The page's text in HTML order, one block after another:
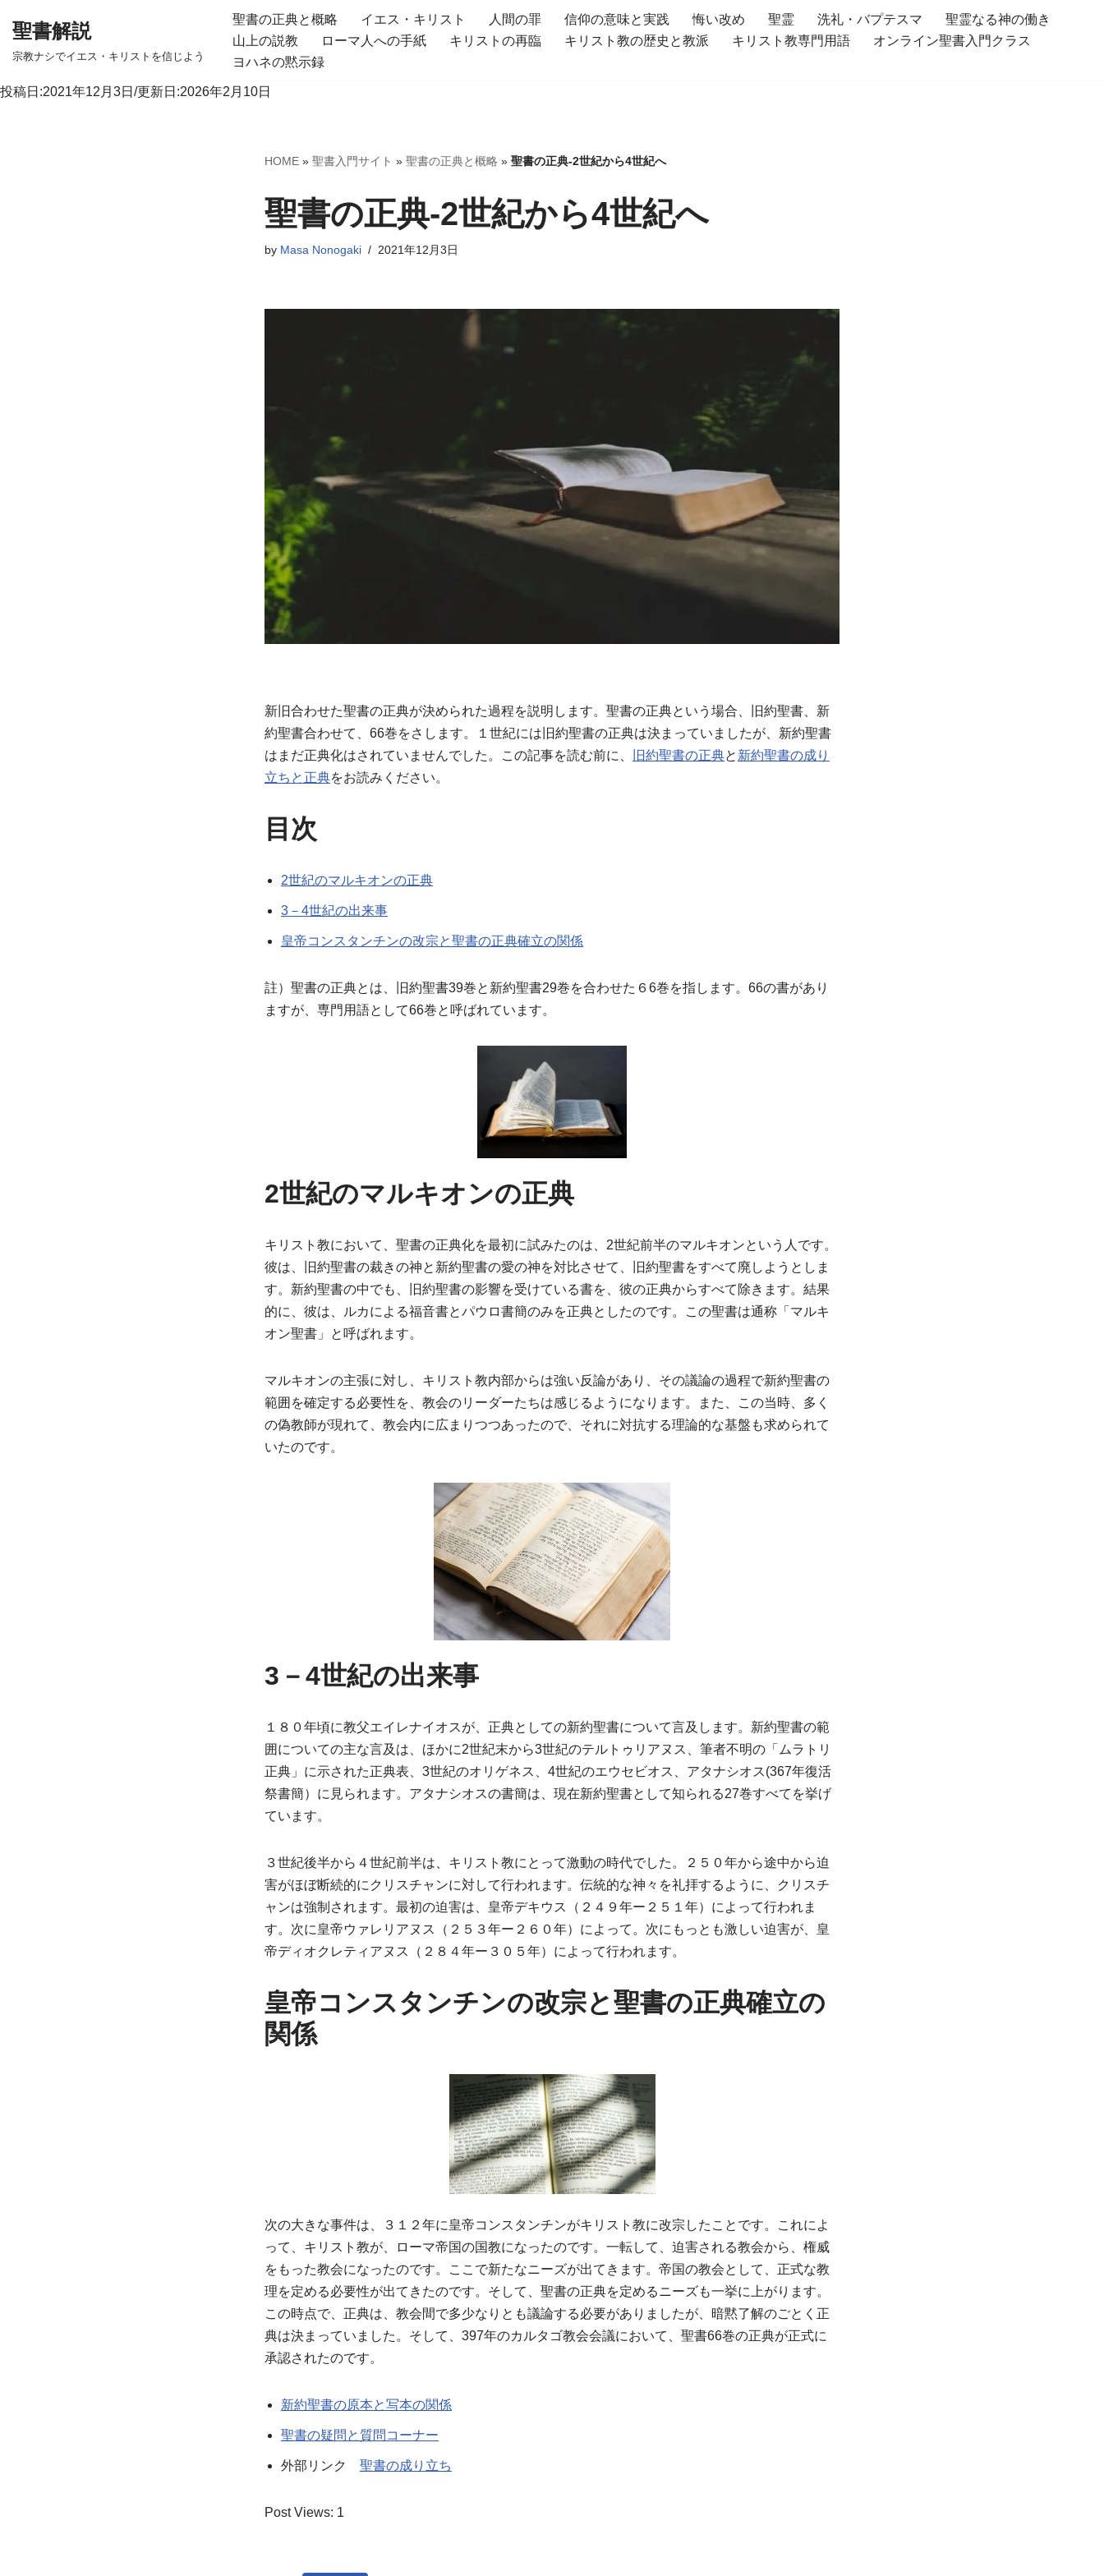
テ
聖書解説
宗教ナシでイエス・キリストを信じよう
聖書の正典と概略 イエス・キリスト 人間の罪 信仰の意味と実践 悔い改め 聖霊 洗礼・バプテスマ
聖霊なる神の働き
山上の説教
ローマ人への手紙 キリストの再臨 キリスト教の歴史と教派 キリスト教専門用語
オンライン聖書入門クラス
ヨハネの黙示録
投稿日:2021年12月3日/更新日:2026年2月10日
HOME » 聖書入門サイト » 聖書の正典と概略 » 聖書の正典-2世紀から4世紀へ
聖書の正典-2世紀から4世紀へ
by Masa Nonogaki 2021年12月3日
新旧合わせた聖書の正典が決められた過程を説明します。聖書の正典という場合、旧約聖書、新
約聖書合わせて、66巻をさします。１世紀には旧約聖書の正典は決まっていましたが、新約聖書
はまだ正典化はされていませんでした。この記事を読む前に、
旧約聖書の正典と 新約聖書の成り
立ちと正典をお読みください。
目次
2世紀のマルキオンの正典
3－4世紀の出来事
皇帝コンスタンチンの改宗と聖書の正典確立の関係
註）聖書の正典とは、旧約聖書39巻と新約聖書29巻を合わせた６6巻を指します。66の書があり
ますが、専門用語として66巻と呼ばれています。
2世紀のマルキオンの正典
キリスト教において、聖書の正典化を最初に試みたのは、2世紀前半のマルキオンという人です。
彼は、旧約聖書の裁きの神と新約聖書の愛の神を対比させて、旧約聖書をすべて廃しようとしま
す。新約聖書の中でも、旧約聖書の影響を受けている書を、彼の正典からすべて除きます。結果
的に、彼は、ルカによる福音書とパウロ書簡のみを正典としたのです。この聖書は通称「マルキ
オン聖書」と呼ばれます。
マルキオンの主張に対し、キリスト教内部からは強い反論があり、その議論の過程で新約聖書の
範囲を確定する必要性を、教会のリーダーたちは感じるようになります。また、この当時、多く
の偽教師が現れて、教会内に広まりつつあったので、それに対抗する理論的な基盤も求められて
いたのです。
3－4世紀の出来事
１８０年頃に教父エイレナイオスが、正典としての新約聖書について言及します。新約聖書の範
囲についての主な言及は、ほかに2世紀末から3世紀のテルトゥリアヌス、筆者不明の「ムラトリ
正典」に示された正典表、3世紀のオリゲネス、4世紀のエウセビオス、アタナシオス(367年復活
祭書簡）に見られます。アタナシオスの書簡は、現在新約聖書として知られる27巻すべてを挙げ
ています。
３世紀後半から４世紀前半は、キリスト教にとって激動の時代でした。２５０年から途中から迫
害がほぼ断続的にクリスチャンに対して行われます。伝統的な神々を礼拝するように、クリスチ
ャンは強制されます。最初の迫害は、皇帝デキウス（２４９年ー２５１年）によって行われま
す。次に皇帝ウァレリアヌス（２５３年ー２６０年）によって。次にもっとも激しい迫害が、皇
帝ディオクレティアヌス（２８４年ー３０５年）によって行われます。
皇帝コンスタンチンの改宗と聖書の正典確立の
関係
次の大きな事件は、３１２年に皇帝コンスタンチンがキリスト教に改宗したことです。これによ
って、キリスト教が、ローマ帝国の国教になったのです。一転して、迫害される教会から、権威
をもった教会になったのです。ここで新たなニーズが出てきます。帝国の教会として、正式な教
理を定める必要性が出てきたのです。そして、聖書の正典を定めるニーズも一挙に上がります。
この時点で、正典は、教会間で多少なりとも議論する必要がありましたが、暗黙了解のごとく正
典は決まっていました。そして、397年のカルタゴ教会会議において、聖書66巻の正典が正式に
承認されたのです。
新約聖書の原本と写本の関係
聖書の疑問と質問コーナー
外部リンク 聖書の成り立ち
Post Views: 1